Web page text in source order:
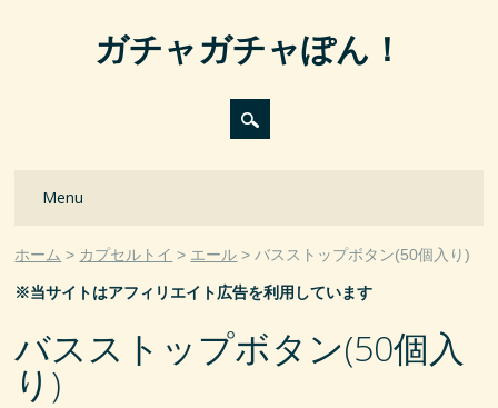
ガチャガチャぽん！
Main menu
Menu
ホーム カプセルトイ エール バスストップボタン(50個入り)
※当サイトはアフィリエイト広告を利用しています
バスストップボタン(50個入
り)